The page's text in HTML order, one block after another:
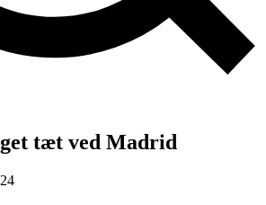
tæt ved Madrid